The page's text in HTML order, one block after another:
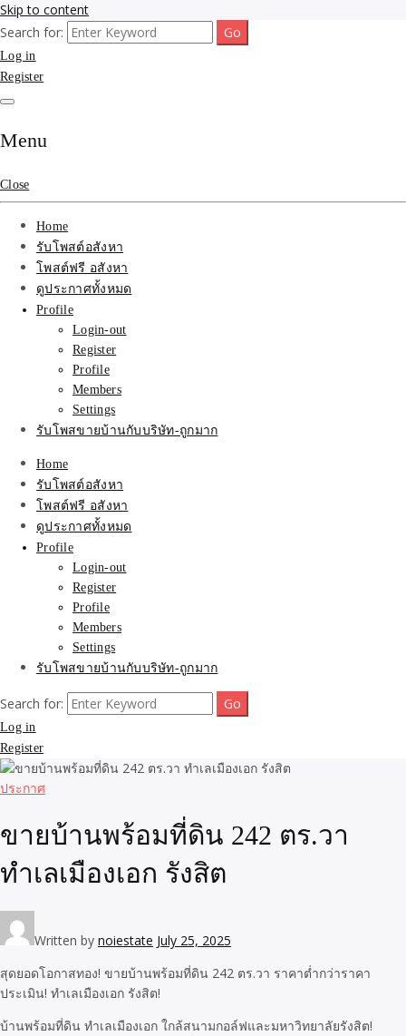
Skip to content
รับจ้างโพสขายบ้าน ที่ดิน
ติดAI SEO กับบริษัทใหญ่
รับจ้างทำโฆษณา สินค้า
บ้านที่ดิน ราคา ถูกและดี
ที่สุด บริการ โปรโมท
โฆษณารับโพสอสังหา ทีม
งาน บริํษัทใหญ่ เว็บขาย
บ้าน คุณภาพอันดับ1
SEOขายบ้าน
รับจ้างโพสขายบ้าน ที่ดิน ไม่มีค่านายหน้า กับบริษัท SEO-AI เน้นติดหน้า
แรก บริการโพสต์ โปรโมท รับจ้างทำโฆษณา ราคาถูก เว็บขายบ้าน รับโพ
สอสังหา ติดหน้าแรกกูเกิ้ล ทีมงาน บริํษัทใหญ่ รับประกันผลงาน ที่เดียวใน
Search for:
Log in
Register
Menu
Close
Home
รับโพสต์อสังหา
โพสต์ฟรี อสังหา
ดูประกาศทั้งหมด
Profile
Login-out
Register
Profile
Members
Settings
รับโพสขายบ้านกับบริษัท-ถูกมาก
Home
รับโพสต์อสังหา
โพสต์ฟรี อสังหา
ดูประกาศทั้งหมด
Profile
Login-out
Register
Profile
Members
Settings
รับโพสขายบ้านกับบริษัท-ถูกมาก
Search for:
Log in
Register
ประกาศ
ขายบ้านพร้อมที่ดิน 242 ตร.วา
ทำเลเมืองเอก รังสิต
Written by noiestate July 25, 2025
สุดยอดโอกาสทอง! ขายบ้านพร้อมที่ดิน 242 ตร.วา ราคาต่ำกว่าราคา
ประเมิน! ทำเลเมืองเอก รังสิต!
บ้านพร้อมที่ดิน ทำเลเมืองเอก ใกล้สนามกอล์ฟและมหาวิทยาลัยรังสิต!